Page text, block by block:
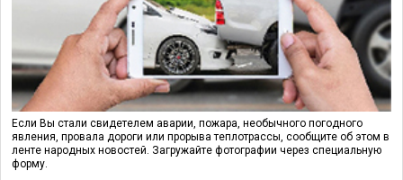
Если Вы стали свидетелем аварии, пожара, необычного погодного
явления, провала дороги или прорыва теплотрассы, сообщите об этом в
ленте народных новостей. Загружайте фотографии через специальную
форму.